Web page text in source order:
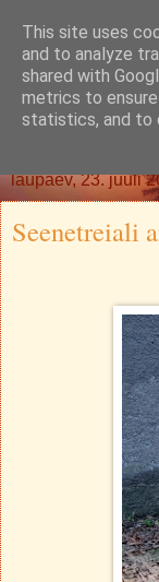
Oh.
laupäev, 23. juuli
Seenetreiali
This site uses
and to analyze
shared with
metrics to
statistics, and to